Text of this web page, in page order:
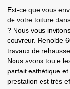
Est-ce que vous
de votre toiture
? Nous vous
couvreur. Renolde
travaux de
Nous avons toute
parfait esthétique
prestation est très